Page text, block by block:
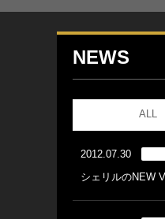
NEWS
ALL
2012.07.30
シェリルのNEW